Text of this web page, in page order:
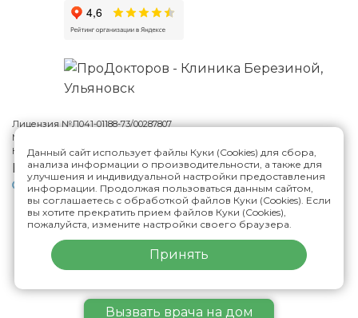
Лицензия №Л041-01188-73/00287807
Многопрофильная клиника Н.Березиной в Ульяновске
Карта сайта
Версия сайта для слабовидящих
Политика конфиденциальности
ИМЕЮТСЯ ПРОТИВОПОКАЗАНИЯ,
НЕОБХОДИМА КОНСУЛЬТАЦИЯ СПЕЦИАЛИСТА
Вызвать врача на дом
Данный сайт использует файлы Куки (Cookies) для сбора,
анализа информации о производительности, а также для
улучшения и индивидуальной настройки предоставления
информации. Продолжая пользоваться данным сайтом,
вы соглашаетесь с обработкой файлов Куки (Cookies). Если
вы хотите прекратить прием файлов Куки (Cookies),
пожалуйста, измените настройки своего браузера.
Принять